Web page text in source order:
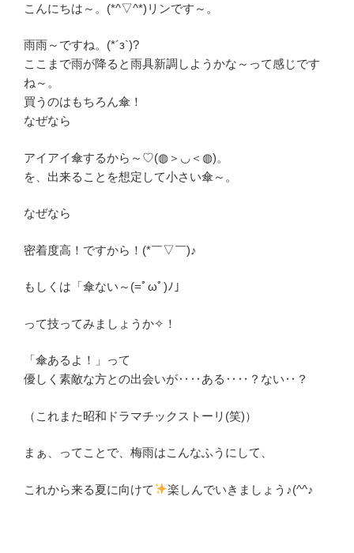
こんにちは～。(*^▽^*)リンです～。
雨雨～ですね。(*´з`)?
ここまで雨が降ると雨具新調しようかな～って感じです
ね～。
買うのはもちろん傘！
なぜなら
アイアイ傘するから～♡(◍＞◡＜◍)。
を、出来ることを想定して小さい傘～。
なぜなら
密着度高！ですから！(*￣▽￣)♪
もしくは「傘ない～(=ﾟωﾟ)ﾉ」
って技ってみましょうか✧！
「傘あるよ！」って
優しく素敵な方との出会いが‥‥ある‥‥？ない‥？
（これまた昭和ドラマチックストーリ(笑)）
まぁ、ってことで、梅雨はこんなふうにして、
これから来る夏に向けて 楽しんでいきましょう♪(^^♪